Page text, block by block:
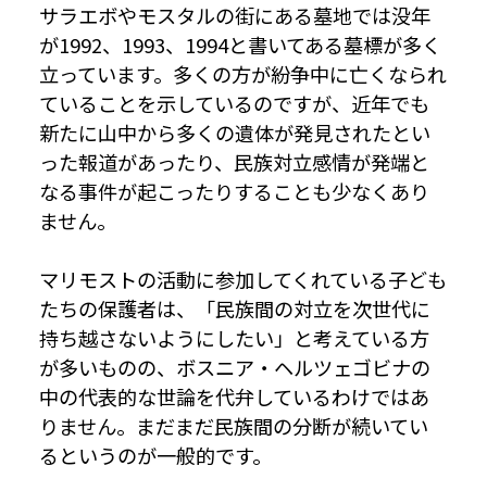
サラエボやモスタルの街にある墓地では没年
が1992、1993、1994と書いてある墓標が多く
立っています。多くの方が紛争中に亡くなられ
ていることを示しているのですが、近年でも
新たに山中から多くの遺体が発見されたとい
った報道があったり、民族対立感情が発端と
なる事件が起こったりすることも少なくあり
ません。
マリモストの活動に参加してくれている子ども
たちの保護者は、「民族間の対立を次世代に
持ち越さないようにしたい」と考えている方
が多いものの、ボスニア・ヘルツェゴビナの
中の代表的な世論を代弁しているわけではあ
りません。まだまだ民族間の分断が続いてい
るというのが一般的です。